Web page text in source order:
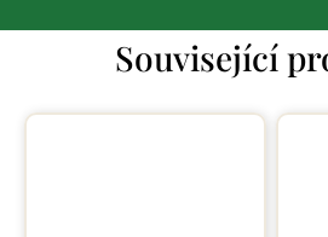
Související